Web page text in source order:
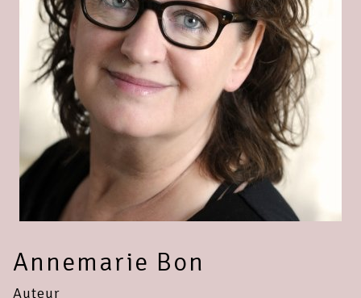
Annemarie Bon
Auteur